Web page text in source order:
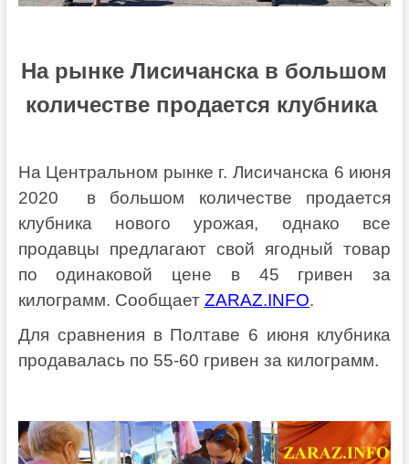
На рынке Лисичанска в большом
количестве продается клубника
На Центральном рынке г. Лисичанска 6 июня
2020 в большом количестве продается
клубника нового урожая, однако все
продавцы предлагают свой ягодный товар
по одинаковой цене в 45 гривен за
килограмм. Сообщает ZARAZ.INFO.
Для сравнения в Полтаве 6 июня клубника
продавалась по 55-60 гривен за килограмм.